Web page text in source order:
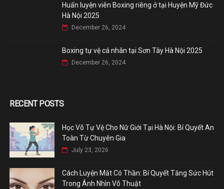
Huấn luyện viên Boxing riêng ở tại Huyện Mỹ Đức
Hà Nội 2025
December 26, 2024
Boxing tự vệ cá nhân tại Sơn Tây Hà Nội 2025
December 26, 2024
RECENT POSTS
Học Võ Tự Vệ Cho Nữ Giới Tại Hà Nội: Bí Quyết An
Toàn Từ Chuyên Gia
July 23, 2026
Cách Luyện Mắt Có Thần: Bí Quyết Tăng Sức Hút
Trong Ánh Nhìn Võ Thuật